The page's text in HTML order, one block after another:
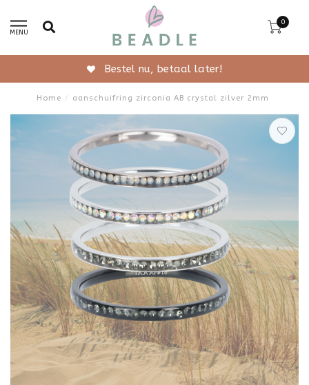
MENU
0
Bestel nu, betaal later!
Home / aanschuifring zirconia AB crystal zilver 2mm